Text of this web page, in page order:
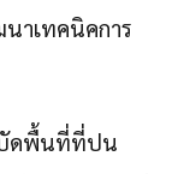
าเทคนิคการ
บัดพื้นที่ที่ปน